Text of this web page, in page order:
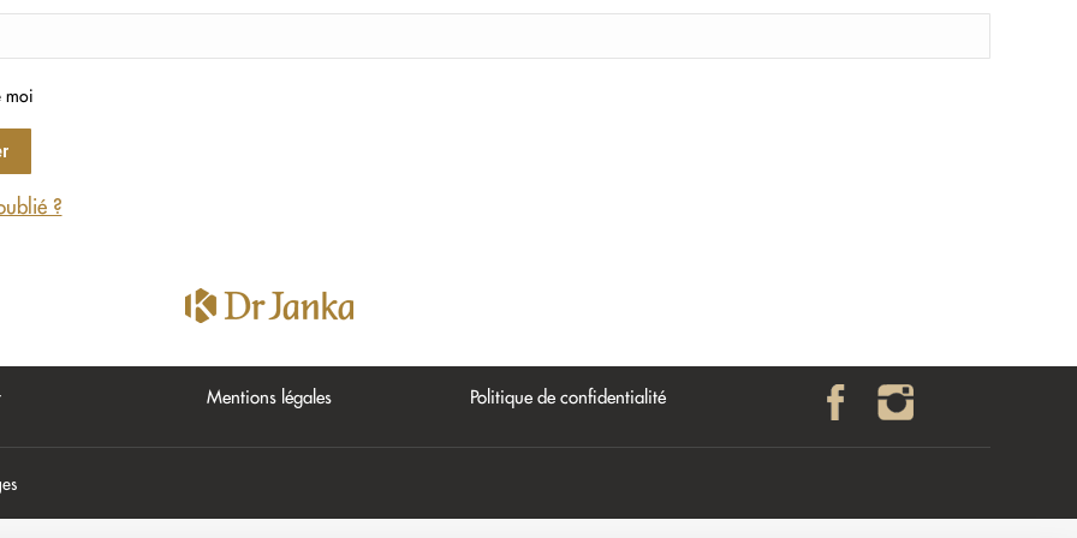
moi
?
Mentions légales Politique de confidentialité